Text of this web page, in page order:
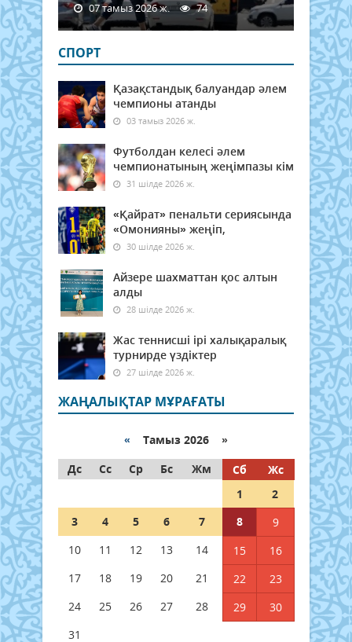
07 тамыз 2026 ж. 74
СПОРТ
Қазақстандық балуандар әлем
чемпионы атанды
03 тамыз 2026 ж.
Футболдан келесі әлем
чемпионатының жеңімпазы кім
31 шілде 2026 ж.
«Қайрат» пенальти сериясында
«Омонияны» жеңіп,
30 шілде 2026 ж.
Айзере шахматтан қос алтын
алды
28 шілде 2026 ж.
Жас теннисші ірі халықаралық
турнирде үздіктер
27 шілде 2026 ж.
ЖАҢАЛЫҚТАР МҰРАҒАТЫ
« Тамыз 2026 »
Дс
Сс Ср Бс Жм Сб
Жс
1
2
3
4 5 6 7 8
9
10
11 12 13 14 15
16
17
18 19 20 21 22
23
24
25 26 27 28 29
30
31